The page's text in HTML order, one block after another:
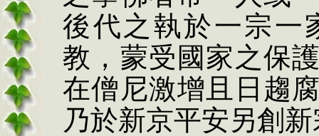
後代之執於一宗一
教，蒙受國家之保
在僧尼激增且日趨
乃於新京平安另創